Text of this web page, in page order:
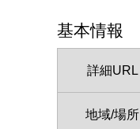
基本情報
詳細URL
地域/場所